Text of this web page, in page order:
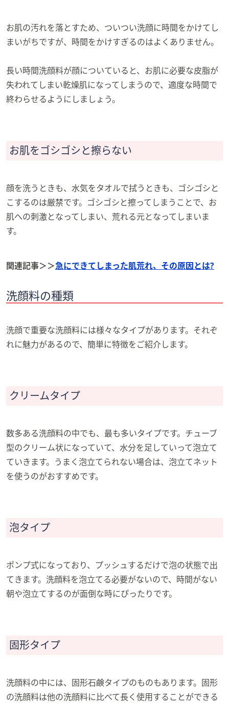
お肌の汚れを落とすため、ついつい洗顔に時間をかけてし
まいがちですが、時間をかけすぎるのはよくありません。
長い時間洗顔料が顔についていると、お肌に必要な皮脂が
失われてしまい乾燥肌になってしまうので、適度な時間で
終わらせるようにしましょう。
お肌をゴシゴシと擦らない
顔を洗うときも、水気をタオルで拭うときも、ゴシゴシと
こするのは厳禁です。ゴシゴシと擦ってしまうことで、お
肌への刺激となってしまい、荒れる元となってしまいま
す。
関連記事＞＞急にできてしまった肌荒れ、その原因とは?
洗顔料の種類
洗顔で重要な洗顔料には様々なタイプがあります。それぞ
れに魅力があるので、簡単に特徴をご紹介します。
クリームタイプ
数多ある洗顔料の中でも、最も多いタイプです。チューブ
型のクリーム状になっていて、水分を足していって泡立て
ていきます。うまく泡立てられない場合は、泡立てネット
を使うのがおすすめです。
泡タイプ
ポンプ式になっており、プッシュするだけで泡の状態で出
てきます。洗顔料を泡立てる必要がないので、時間がない
朝や泡立てするのが面倒な時にぴったりです。
固形タイプ
洗顔料の中には、固形石鹸タイプのものもあります。固形
の洗顔料は他の洗顔料に比べて長く使用することができる